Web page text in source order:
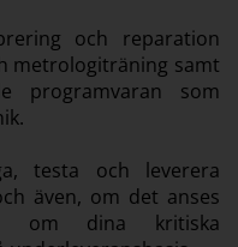
och reparation
metrologiträning samt
programvaran som
testa och leverera
även, om det anses
om dina kritiska